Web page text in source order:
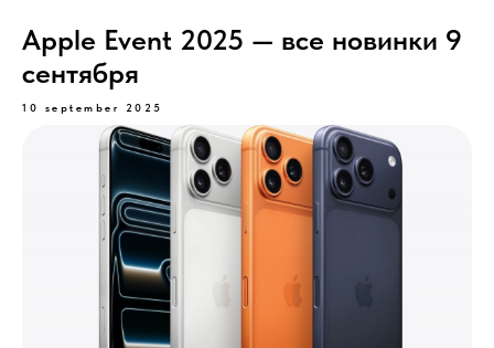
Apple Event 2025 — все новинки 9
сентября
10 september 2025